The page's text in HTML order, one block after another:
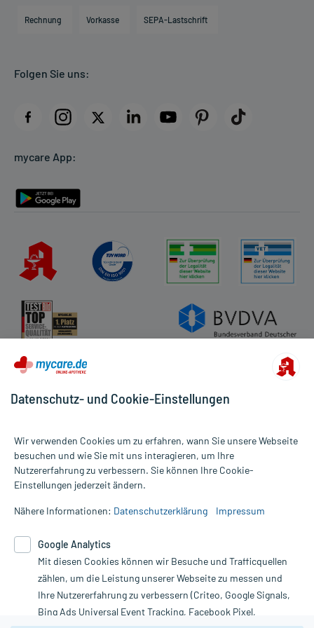
Direktabrechnung PKV
AGB
Datenschutz
Rückgabe/Widerruf
Rechnung Vorkasse SEPA-Lastschrift
Folgen Sie uns:
mycare App:
Alle Preise gelten inkl. MwSt., ggf. zzgl. Versandkosten
Informationen auf dieser Website werden ausschließlich für
die Untersuchung und Behandlung durch einen Arzt. Bitte
Therapien eingeleitet werden können. | Diese Webseite benutzt
Google Analytics. Lesen Sie bitte dazu die wichtigen Hinweise in
unserer Datenschutzerklärung. Für den Widerruf einer Bestellung
nutzen Sie das Formular:
Datenschutz- und Cookie-Einstellungen
Wir verwenden Cookies um zu erfahren, wann Sie unsere Webseite
besuchen und wie Sie mit uns interagieren, um Ihre
Nutzererfahrung zu verbessern. Sie können Ihre Cookie-
Einstellungen jederzeit ändern.
Nähere Informationen: Datenschutzerklärung Impressum
Google Analytics
Mit diesen Cookies können wir Besuche und Trafficquellen
zählen, um die Leistung unserer Webseite zu messen und
Ihre Nutzererfahrung zu verbessern (Criteo, Google Signals,
Bing Ads Universal Event Tracking, Facebook Pixel,